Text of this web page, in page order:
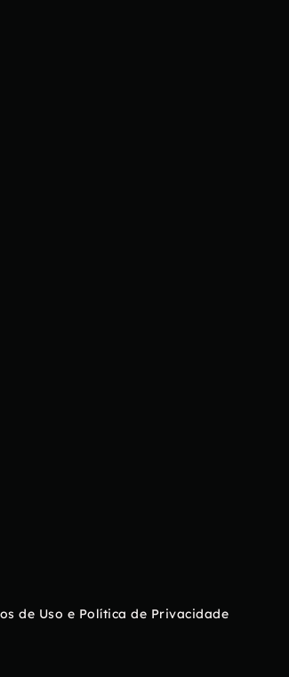
de Uso e Política de Privacidade